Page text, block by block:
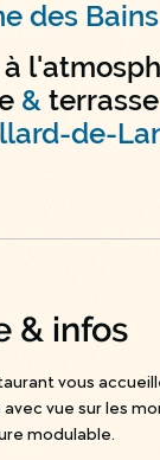
des Bains
&terrasse
de-
& infos
vous
vue sur les
modulable.